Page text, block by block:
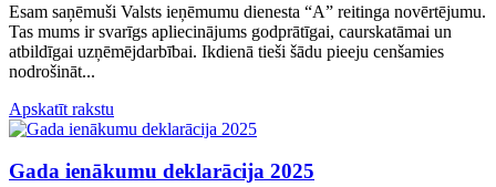
Esam saņēmuši Valsts ieņēmumu dienesta “A” reitinga novērtējumu.
Tas mums ir svarīgs apliecinājums godprātīgai, caurskatāmai un
atbildīgai uzņēmējdarbībai. Ikdienā tieši šādu pieeju cenšamies
nodrošināt...
Apskatīt rakstu
Gada ienākumu deklarācija 2025